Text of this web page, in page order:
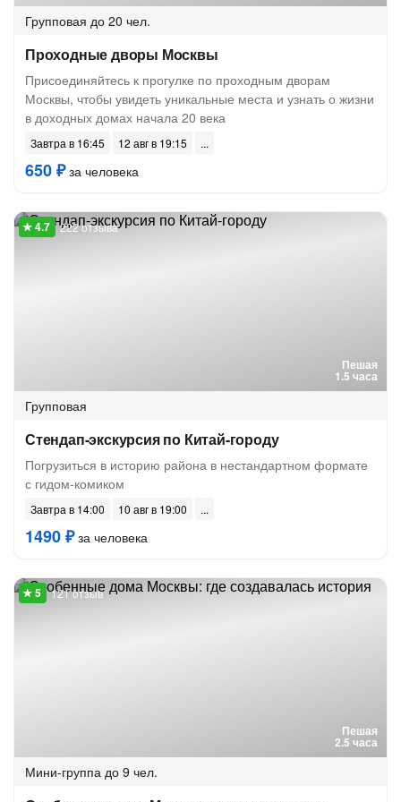
Групповая до 20 чел.
Проходные дворы Москвы
Присоединяйтесь к прогулке по проходным дворам
Москвы, чтобы увидеть уникальные места и узнать о жизни
в доходных домах начала 20 века
Завтра в 16:45 12 авг в 19:15
650 ₽за человека
Пешая
1.5 часа
222 отзыва
Групповая
Стендап-экскурсия по Китай-городу
Погрузиться в историю района в нестандартном формате
с гидом-комиком
Завтра в 14:00 10 авг в 19:00
1490 ₽за человека
Пешая
2.5 часа
121 отзыв
Мини-группа до 9 чел.